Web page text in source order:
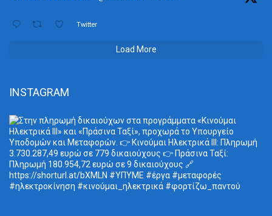
Twitter
Load More
INSTAGRAM